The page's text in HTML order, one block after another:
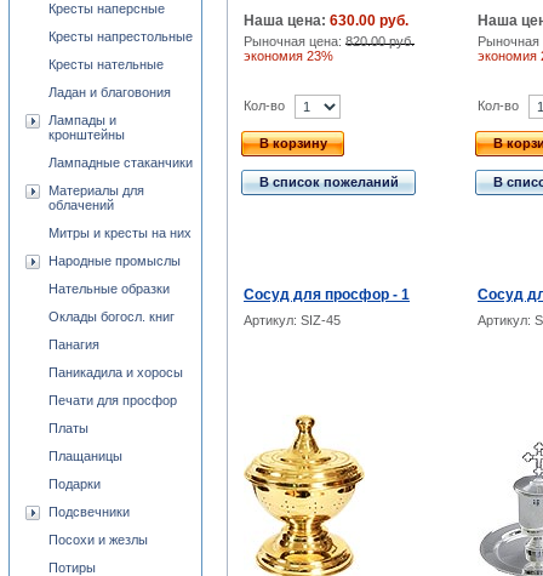
Наша цена: 630.00 руб.
Рыночная цена: 820.00 руб.
экономия 23%
Наша
экономия
Кол-во
В корзину
В список пожеланий
Кол-во
В
В
Сосуд для просфор - 1 Сосуд
Артикул: SIZ-45 Артикул:
Кресты наперсные
Кресты напрестольные
Кресты нательные
Ладан и благовония
Лампады и
кронштейны
Лампадные стаканчики
Материалы для
облачений
Митры и кресты на них
Народные промыслы
Нательные образки
Оклады богосл. книг
Панагия
Паникадила и хоросы
Печати для просфор
Платы
Плащаницы
Подарки
Подсвечники
Посохи и жезлы
Потиры